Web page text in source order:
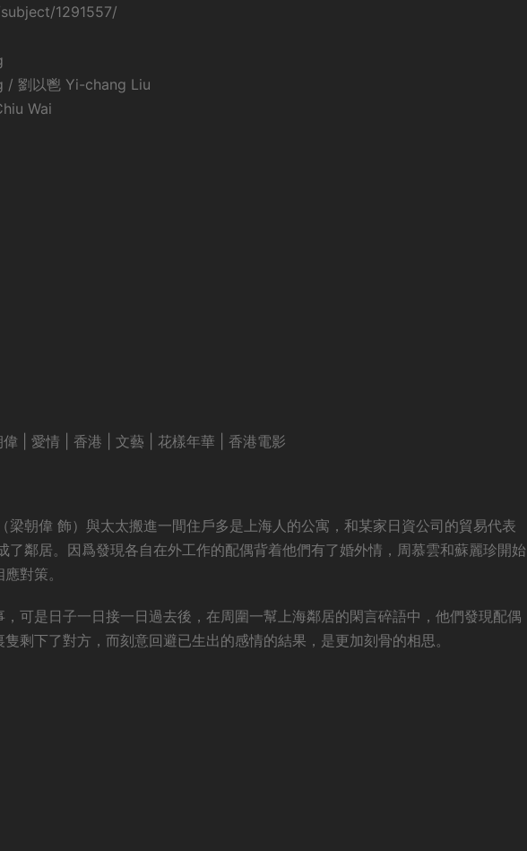
1291557/
以鬯 Yi-chang Liu
Wai
愛情 | 香港 | 文藝 | 花樣年華 | 香港電影
梁朝偉 飾）與太太搬進一間住戶多是上海人的公寓，和某家日資公司的貿易代表
了鄰居。因爲發現各自在外工作的配偶背着他們有了婚外情，周慕雲和蘇麗珍開始
對策。
可是日子一日接一日過去後，在周圍一幫上海鄰居的閑言碎語中，他們發現配偶
剩下了對方，而刻意回避已生出的感情的結果，是更加刻骨的相思。